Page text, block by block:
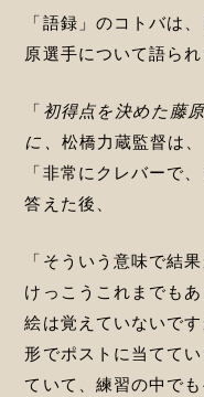
「語録」のコトバは
原選手について語られ
「 初得点を決めた藤
に、 松橋力蔵監督は、
「非常にクレバーで
答えた後、
「そういう意味で結
けっこうこれまでも
絵は覚えていないで
形でポストに当てて
ていて、練習の中で